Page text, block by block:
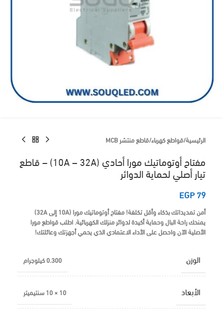
الرئيسية/قواطع كهرباء/قاطع منتشر MCB
مفتاح أوتوماتيك مورا أحادي (10A – 32A) – قاطع
تيار أصلي لحماية الدوائر
EGP79
أمن تمديداتك بذكاء وأقل تكلفة!مفتاح أوتوماتيك مورا (10A إلى 32A)
يمنحك راحة البال وحماية أكيدة لدوائر منزلك الكهربائية.اطلب قواطع مورا
الأصلية الآن واحصل على الأداء الاعتمادي الذي يحمي أجهزتك وعائلتك!
الوزن 0.300 كيلوجرام
الأبعاد 10 × 10 سنتيميتر